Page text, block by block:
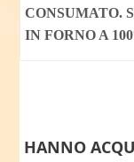
CONSUMATO.
IN FORNO A
HANNO